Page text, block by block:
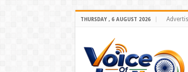
THURSDAY , 6 AUGUST 2026